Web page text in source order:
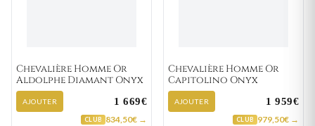
Chevalière Homme Or
Aldolphe Diamant Onyx
AJOUTER 1 669€
CLUB 834,50€ →
Chevalière Homme Or
Capitolino Onyx
AJOUTER 1 959€
CLUB 979,50€ →